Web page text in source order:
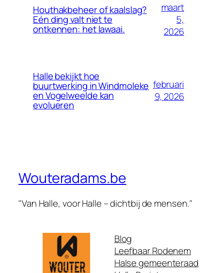
Houthakbeheer of kaalslag?
Eén ding valt niet te
ontkennen: het lawaai.
maart
5,
2026
Halle bekijkt hoe
buurtwerking in Windmoleke
en Vogelweelde kan
evolueren
februari
9, 2026
Wouteradams.be
"Van Halle, voor Halle – dichtbij de mensen."
Blog
Leefbaar Rodenem
Halse gemeenteraad